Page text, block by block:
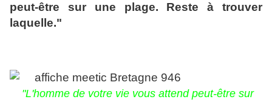
peut-être sur une plage. Reste à trouver
laquelle."
"L'homme de votre vie vous attend peut-être sur